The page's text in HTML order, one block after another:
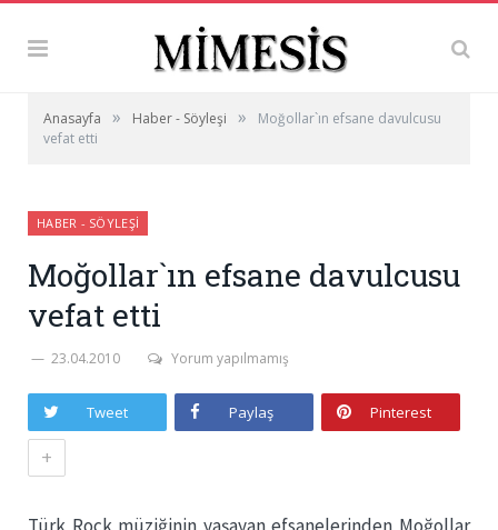
Anasayfa » Haber - Söyleşi »
Moğollar`ın efsane davulcusu
vefat etti
HABER - SÖYLEŞI
Moğollar`ın efsane davulcusu
vefat etti
23.04.2010 Yorum yapılmamış
Tweet Paylaş Pinterest
+